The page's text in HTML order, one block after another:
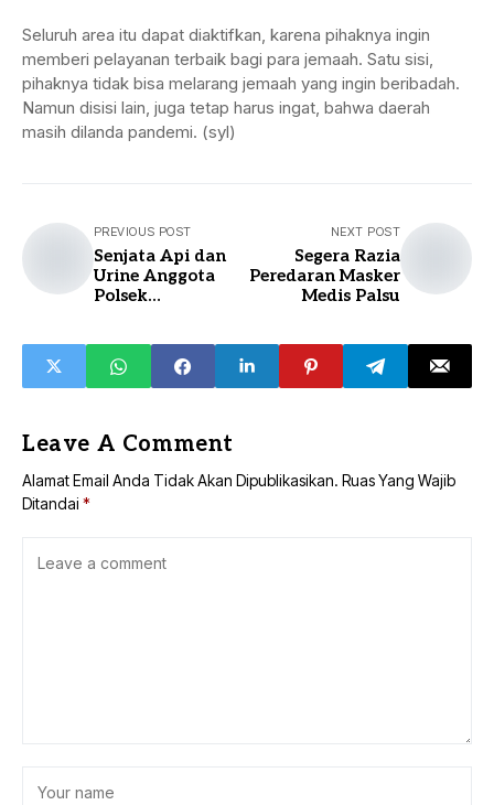
Seluruh area itu dapat diaktifkan, karena pihaknya ingin
memberi pelayanan terbaik bagi para jemaah. Satu sisi,
pihaknya tidak bisa melarang jemaah yang ingin beribadah.
Namun disisi lain, juga tetap harus ingat, bahwa daerah
masih dilanda pandemi. (syl)
PREVIOUS POST
Senjata Api dan
Urine Anggota
Polsek
NEXT POST
Segera Razia
Peredaran Masker
Medis Palsu
Leave A Comment
Alamat Email Anda Tidak Akan Dipublikasikan. Ruas Yang Wajib
Ditandai *